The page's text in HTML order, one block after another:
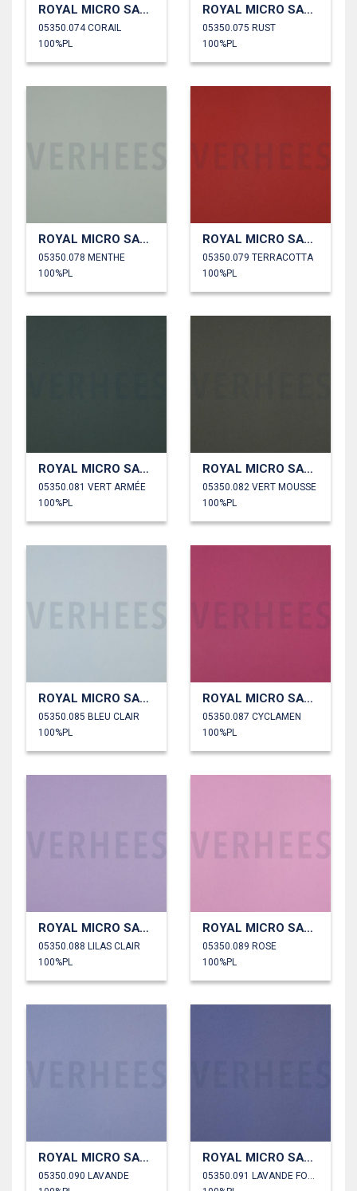
ROYAL MICRO SATIN
05350.074 CORAIL
100%PL
ROYAL MICRO SATIN
05350.075 RUST
100%PL
ROYAL MICRO SATIN
05350.078 MENTHE
100%PL
ROYAL MICRO SATIN
05350.079 TERRACOTTA
100%PL
ROYAL MICRO SATIN
05350.081 VERT ARMÉE
100%PL
ROYAL MICRO SATIN
05350.082 VERT MOUSSE
100%PL
ROYAL MICRO SATIN
05350.085 BLEU CLAIR
100%PL
ROYAL MICRO SATIN
05350.087 CYCLAMEN
100%PL
ROYAL MICRO SATIN
05350.088 LILAS CLAIR
100%PL
ROYAL MICRO SATIN
05350.089 ROSE
100%PL
ROYAL MICRO SATIN
05350.090 LAVANDE
ROYAL MICRO SATIN